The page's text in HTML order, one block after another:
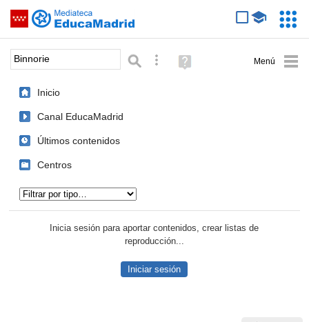
Saltar navegación
Palabra o frase: Búsqueda avanzada
Ayuda
(en
Inicio
Canal EducaMadrid
Últimos contenidos
Centros
Inicia sesión para aportar contenidos, crear listas de
reproducción...
Iniciar sesión